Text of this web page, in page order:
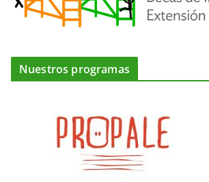
Nuestros programas